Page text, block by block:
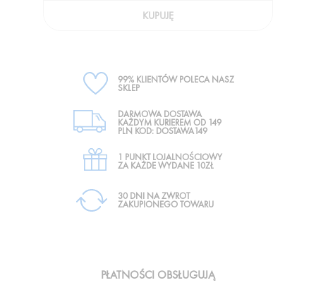
KUPUJĘ
99% KLIENTÓW POLECA NASZ
SKLEP
DARMOWA DOSTAWA
KAŻDYM KURIEREM OD 149
PLN KOD: DOSTAWA149
1 PUNKT LOJALNOŚCIOWY
ZA KAŻDE WYDANE 10ZŁ
30 DNI NA ZWROT
ZAKUPIONEGO TOWARU
PŁATNOŚCI OBSŁUGUJĄ